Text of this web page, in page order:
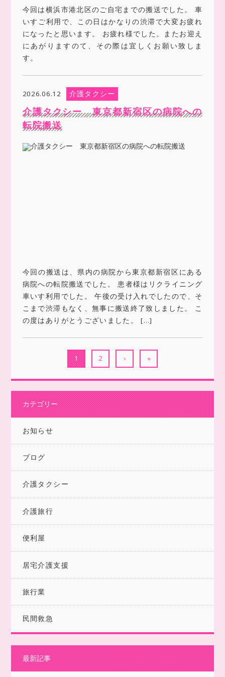
今回は横浜市港北区のご自宅までの搬送でした。 車
いすご利用で、この日はかなりの渋滞で大変お疲れ
になったと思います。 お疲れ様でした。またお迎え
にあがりますのて、その際は宜しくお願い致しま
す。
2026.06.12 介護タクシー
介護タクシー 東京都新宿区の病院への
転院搬送
今回の搬送は、県内の病院から東京都新宿区にある
病院への転院搬送でした。 患者様はリクライニング
車いす利用でした。 午後の受け入れでしたので、そ
こまで渋滞もなく、無事に搬送終了致しました。 こ
の度はありがとうございました。 […]
1 2 › »
カテゴリー
お知らせ
ブログ
介護タクシー
介護旅行
便利屋
居宅介護支援
旅行業
民間救急
最新記事